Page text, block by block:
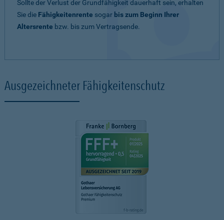
Sollte der Verlust der Grundfähigkeit dauerhaft sein, erhalten
Sie die Fähigkeitenrente sogar bis zum Beginn Ihrer
Altersrente bzw. bis zum Vertragsende.
Ausgezeichneter Fähigkeitenschutz